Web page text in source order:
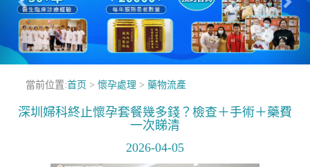
當前位置:首页 > 懷孕處理 > 藥物流產
深圳婦科終止懷孕套餐幾多錢？檢查＋手術＋藥費
一次睇清
2026-04-05